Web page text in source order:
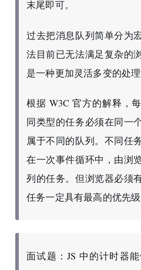
末尾即可。
过去把消息队列简单分为
法目前已无法满足复杂的
是一种更加灵活多变的处理
根据 W3C 官方的解释，
同类型的任务必须在同一
属于不同的队列。不同任
在一次事件循环中，由浏
列的任务。但浏览器必须
任务一定具有最高的优先
面试题：JS 中的计时器